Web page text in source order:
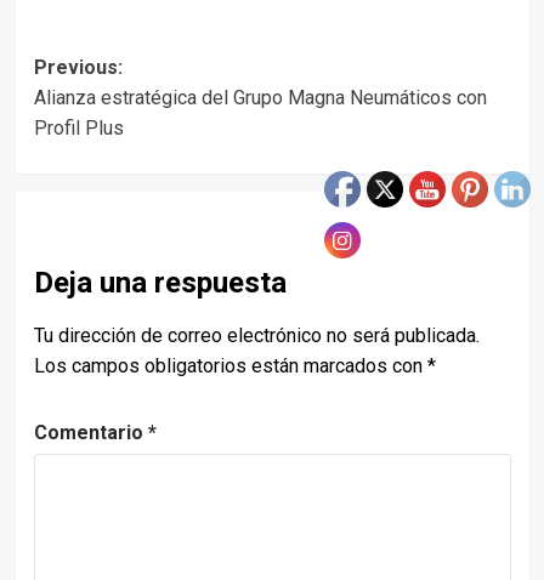
Post
navigation
Previous:
Alianza estratégica del Grupo Magna Neumáticos con
Profil Plus
Deja una respuesta
Tu dirección de correo electrónico no será publicada.
Los campos obligatorios están marcados con *
Comentario *